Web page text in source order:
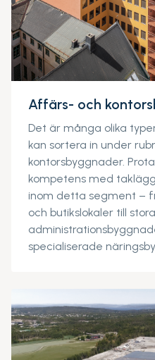
Affärs- och
Det är många olika
kan sortera in under
kontorsbyggnader.
kompetens med
inom detta segment –
och butikslokaler till
specialiserade